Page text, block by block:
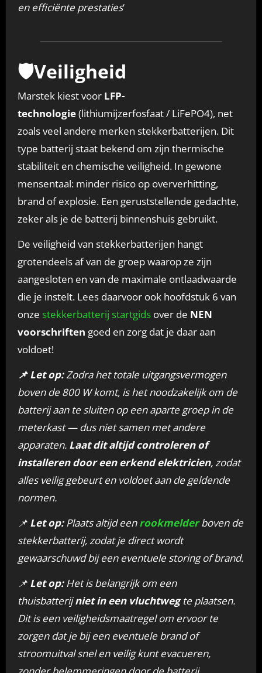
en efficiënte prestaties‘
🛡️Veiligheid
Marstek kiest voor LFP-
technologie(lithiumijzerfosfaat / LiFePO4), net
zoals veel andere merken stekkerbatterijen. Dit
type batterij staat bekend om zijn thermische
stabiliteit en chemische veiligheid. In gewone
mensentaal: minder risico op oververhitting,
brand of explosie. Een geruststellende gedachte,
zeker als je de batterij binnenshuis gebruikt.
De veiligheid van stekkerbatterijen hangt
grotendeels af van de groep waarop ze zijn
aangesloten en van de maximale ontlaadwaarde
die je instelt. Lees daarvoor ook hoofdstuk 6 van
onze stekkerbatterij startgids over de NEN
voorschriften goed en zorg dat je daar aan
voldoet!
📌Let op:Zodra het totale uitgangsvermogen
boven de 800 W komt, is het noodzakelijk om de
batterij aan te sluiten op een aparte groep in de
meterkast — dus niet samen met andere
apparaten. Laat dit altijd controleren of
installeren door een erkend elektricien, zodat
alles veilig gebeurt en voldoet aan de geldende
normen.
📌 Let op:Plaats altijd een rookmelder boven de
stekkerbatterij, zodat je direct wordt
gewaarschuwd bij een eventuele storing of brand.
📌 Let op: Het is belangrijk om een
thuisbatterijniet in een vluchtwegte plaatsen.
Dit is een veiligheidsmaatregel om ervoor te
zorgen dat je bij een eventuele brand of
stroomuitval snel en veilig kunt evacueren,